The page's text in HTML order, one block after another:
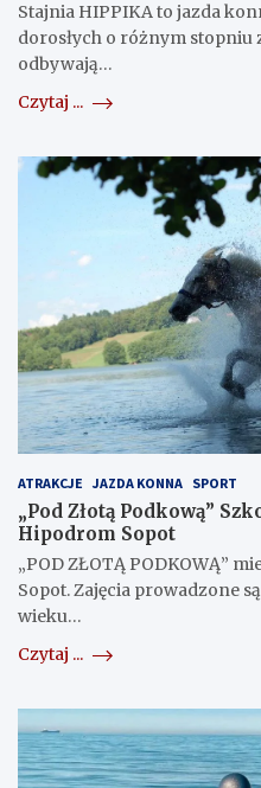
Stajnia HIPPIKA to jazda
dorosłych o różnym stopniu
odbywają…
Czytaj ...
ATRAKCJE JAZDA KONNA SPORT
„Pod Złotą Podkową”
Hipodrom Sopot
„POD ZŁOTĄ PODKOWĄ”
Sopot. Zajęcia prowadzone
wieku…
Czytaj ...